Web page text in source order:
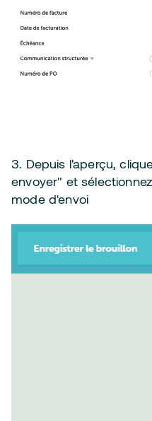
3. Depuis l'aperçu,
envoyer" et
mode d'envoi